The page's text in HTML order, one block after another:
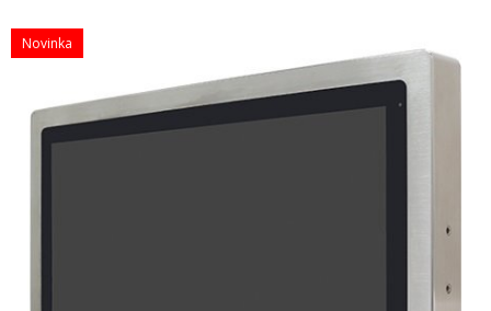
Novinka